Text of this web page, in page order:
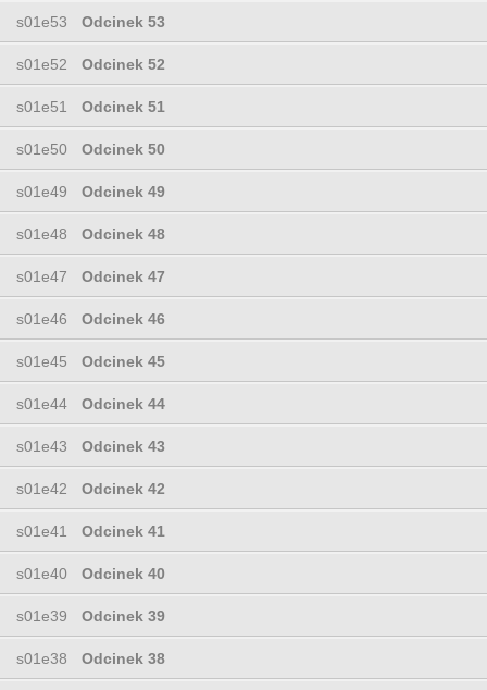
s01e53 Odcinek 53
s01e52 Odcinek 52
s01e51 Odcinek 51
s01e50 Odcinek 50
s01e49 Odcinek 49
s01e48 Odcinek 48
s01e47 Odcinek 47
s01e46 Odcinek 46
s01e45 Odcinek 45
s01e44 Odcinek 44
s01e43 Odcinek 43
s01e42 Odcinek 42
s01e41 Odcinek 41
s01e40 Odcinek 40
s01e39 Odcinek 39
s01e38 Odcinek 38